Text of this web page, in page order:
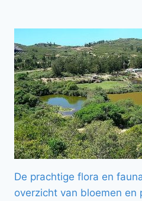
De prachtige flora en
overzicht van bloemen en